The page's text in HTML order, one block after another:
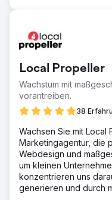
anderem folgende
Steigerung der E-
Steigerung der E-
Steigerung des
Local Propeller
Wachstum mit
vorantreiben.
38
Wachsen Sie mit Local
Marketingagentur, die
Webdesign und
um kleinen
konzentrieren uns
generieren und durch